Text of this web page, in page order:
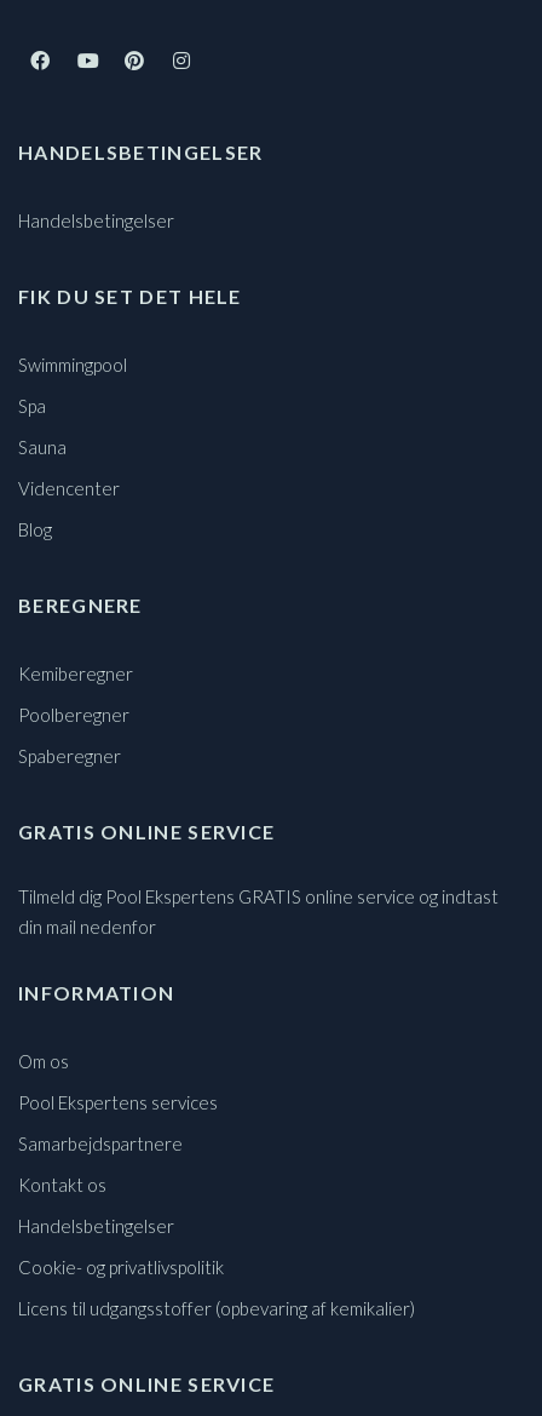
HANDELSBETINGELSER
Handelsbetingelser
FIK DU SET DET HELE
Swimmingpool
Spa
Sauna
Videncenter
Blog
BEREGNERE
Kemiberegner
Poolberegner
Spaberegner
GRATIS ONLINE SERVICE
Tilmeld dig Pool Ekspertens GRATIS online service og indtast
din mail nedenfor
INFORMATION
Om os
Pool Ekspertens services
Samarbejdspartnere
Kontakt os
Handelsbetingelser
Cookie- og privatlivspolitik
Licens til udgangsstoffer (opbevaring af kemikalier)
GRATIS ONLINE SERVICE